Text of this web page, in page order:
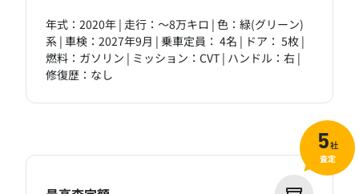
年式：2020年 | 走行：～8万キロ | 色：緑(グリーン)
系 | 車検：2027年9月 | 乗車定員： 4名 | ドア： 5枚 |
燃料：ガソリン | ミッション：CVT | ハンドル：右 |
修復歴：なし
5社
査定